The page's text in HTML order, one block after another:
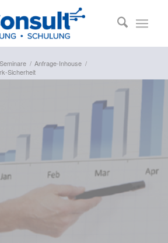
Seminare / Anfrage-Inhouse /
Sicherheit